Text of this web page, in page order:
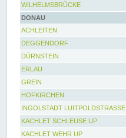
WILHELMSBRÜCKE
DONAU
ACHLEITEN
DEGGENDORF
DÜRNSTEIN
ERLAU
GREIN
HOFKIRCHEN
INGOLSTADT LUITPOLDSTRASSE
KACHLET SCHLEUSE UP
KACHLET WEHR UP